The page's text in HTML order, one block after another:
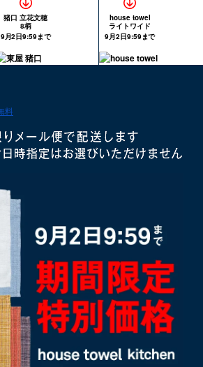
猪口 立花文穂
8柄
9月2日9:59まで
house towel
ライトワイド
9月2日9:59まで